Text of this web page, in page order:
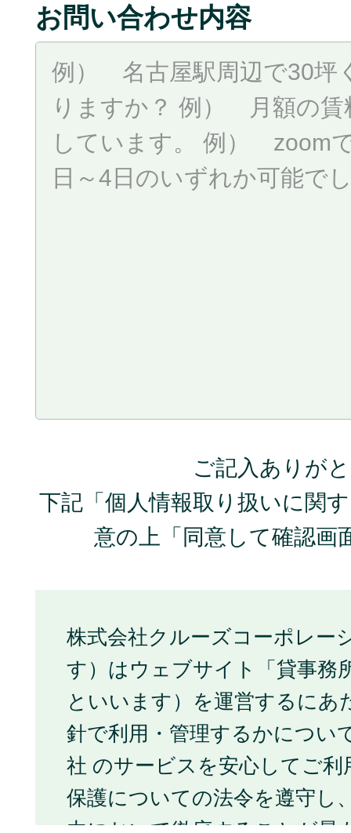
お問い合わせ内容
ご記入ありが
下記「個人情報取り扱いに関
意の上「同意して確認画
株式会社クルーズコーポレー
す）はウェブサイト「貸事務
といいます）を運営するにあ
針で利用・管理するかについ
社 のサービスを安心してご
保護についての法令を遵守し